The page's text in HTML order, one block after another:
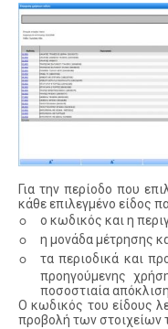
Για την περίοδο που
κάθε επιλεγμένο είδος
◦ ο κωδικός και η
◦ η μονάδα μέτρησης
◦
τα περιοδικά και
προηγούμενης
ποσοστιαία
Ο κωδικός του είδους
προβολή των στοιχείων